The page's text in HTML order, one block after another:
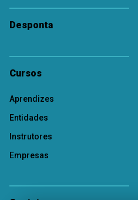
Desponta
Cursos
Aprendizes
Entidades
Instrutores
Empresas